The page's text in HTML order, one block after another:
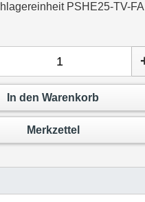
PSHE25-TV-
In den Warenkorb
Merkzettel